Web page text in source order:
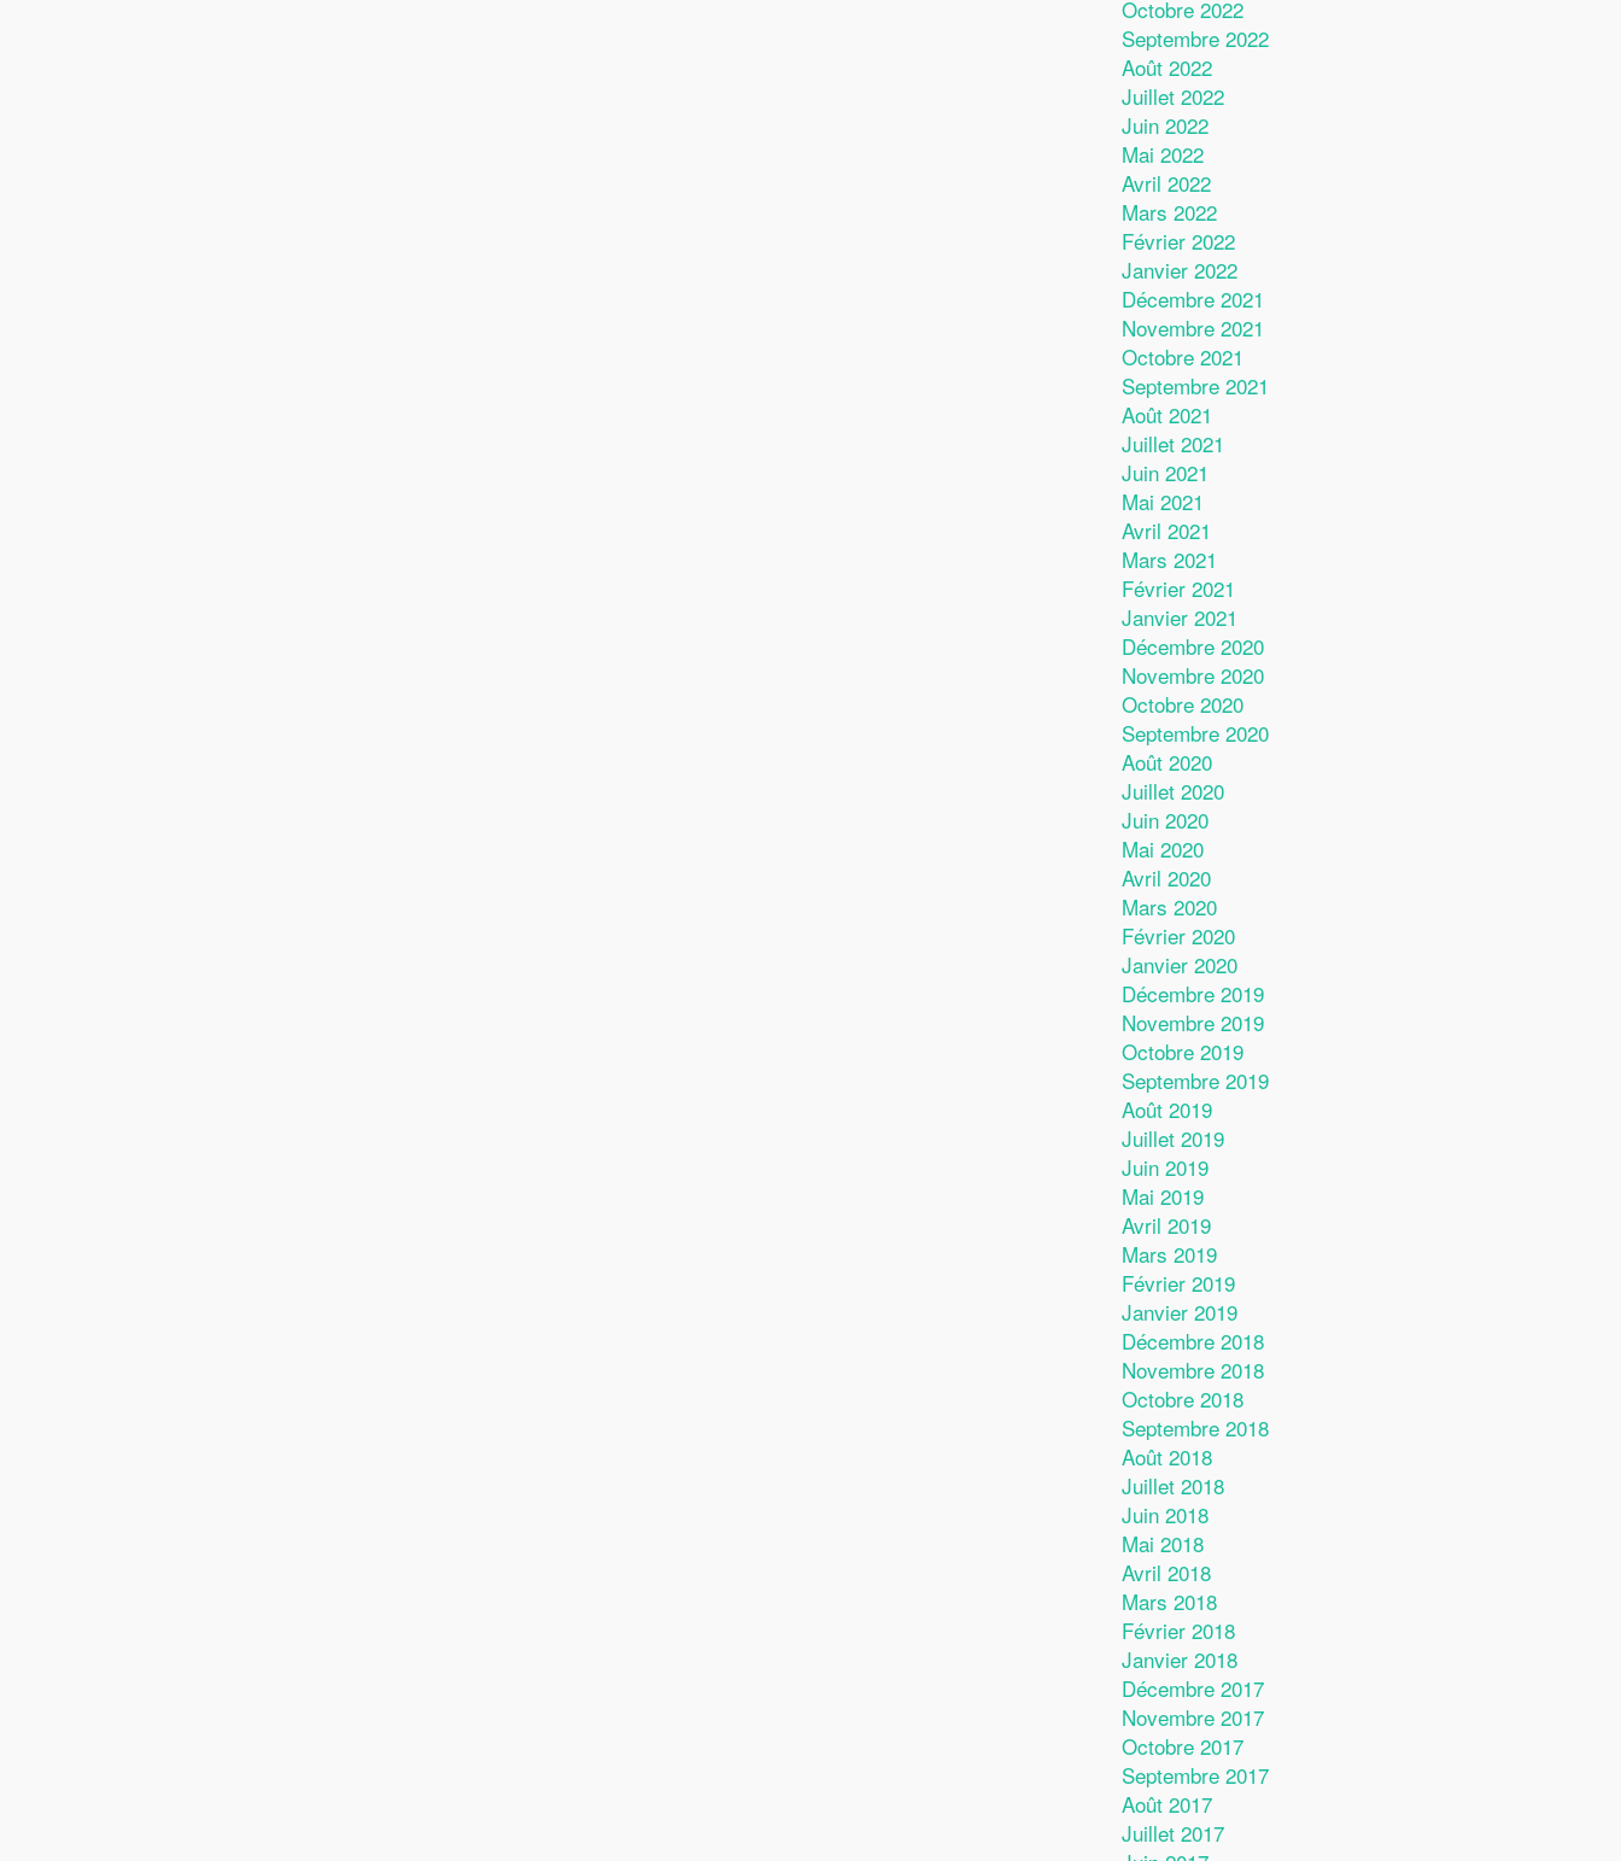
Octobre 2022
Septembre 2022
Août 2022
Juillet 2022
Juin 2022
Mai 2022
Avril 2022
Mars 2022
Février 2022
Janvier 2022
Décembre 2021
Novembre 2021
Octobre 2021
Septembre 2021
Août 2021
Juillet 2021
Juin 2021
Mai 2021
Avril 2021
Mars 2021
Février 2021
Janvier 2021
Décembre 2020
Novembre 2020
Octobre 2020
Septembre 2020
Août 2020
Juillet 2020
Juin 2020
Mai 2020
Avril 2020
Mars 2020
Février 2020
Janvier 2020
Décembre 2019
Novembre 2019
Octobre 2019
Septembre 2019
Août 2019
Juillet 2019
Juin 2019
Mai 2019
Avril 2019
Mars 2019
Février 2019
Janvier 2019
Décembre 2018
Novembre 2018
Octobre 2018
Septembre 2018
Août 2018
Juillet 2018
Juin 2018
Mai 2018
Avril 2018
Mars 2018
Février 2018
Janvier 2018
Décembre 2017
Novembre 2017
Octobre 2017
Septembre 2017
Août 2017
Juillet 2017